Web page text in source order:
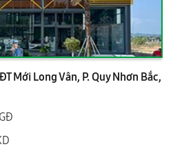
Mới Long Vân, P. Quy Nhơn Bắc,